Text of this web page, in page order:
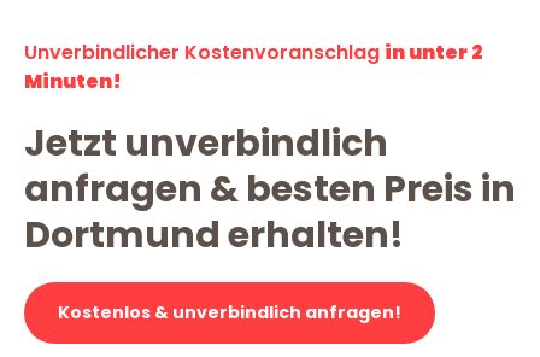
Unverbindlicher Kostenvoranschlag in unter 2
Minuten!
Jetzt unverbindlich
anfragen & besten Preis in
Dortmund erhalten!
Kostenlos & unverbindlich anfragen!